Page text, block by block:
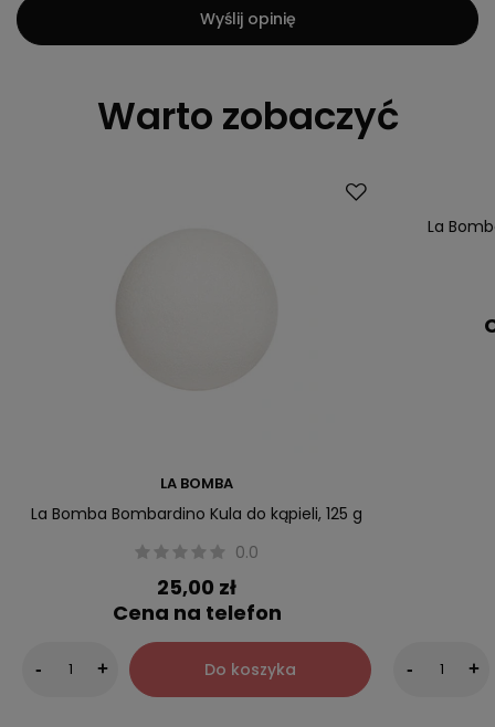
Wyślij opinię
Warto zobaczyć
LA BOMBA
La Bomba Bombardino Kula do kąpieli, 125 g
0.0
25,00 zł
Cena na telefon
- + Do koszyka
La
- +